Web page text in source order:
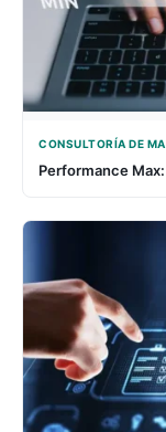
CONSULTORÍA DE
Performance